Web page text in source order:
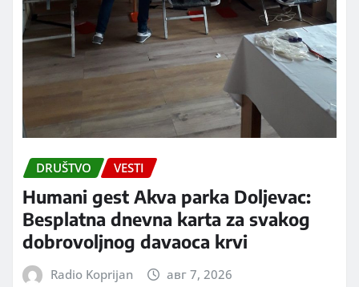
DRUŠTVO VESTI
Humani gest Akva parka Doljevac:
Besplatna dnevna karta za svakog
dobrovoljnog davaoca krvi
Radio Koprijan авг 7, 2026